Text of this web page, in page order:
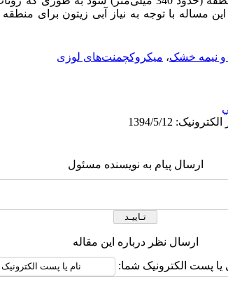
با توجه به نیاز آبی زیتون برای
نیمه خشک، میکروکچمنت‌های لوزی
ارسال پیام به نویسنده مسئول
ارسال نظر درباره این مقاله
یا پست الکترونیک شما: